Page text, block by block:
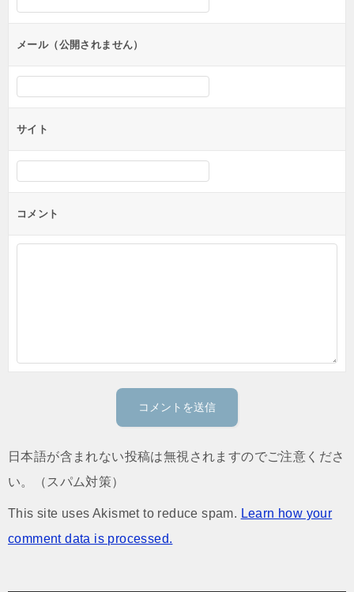
ョ
ンメール（公開されません）
サイト
コメント
日本語が含まれない投稿は無視されますのでご注意くださ
い。（スパム対策）
This site uses Akismet to reduce spam. Learn how your
comment data is processed.